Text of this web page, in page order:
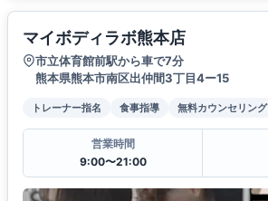
マイボディラボ熊本店
市立体育館前駅から車で7分
熊本県熊本市南区出仲間3丁目4ー15
トレーナー指名 食事指導 無料カウンセリング
営業時間
9:00〜21:00